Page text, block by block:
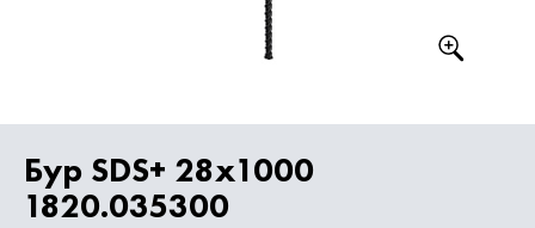
Бур SDS+ 28х1000
1820.035300